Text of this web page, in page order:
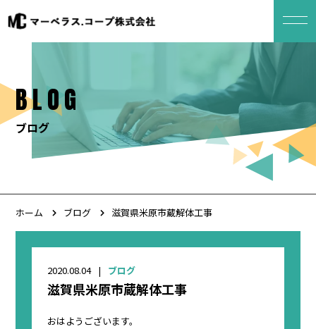
BLOG
ブログ
ホーム ブログ 滋賀県米原市蔵解体工事
2020.08.04 ブログ
滋賀県米原市蔵解体工事
おはようございます。